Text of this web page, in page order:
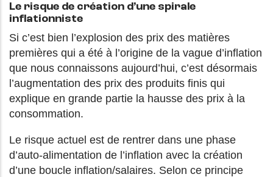
Le risque de création d’une spirale
inflationniste
Si c’est bien l’explosion des prix des matières
premières qui a été à l’origine de la vague d’inflation
que nous connaissons aujourd’hui, c’est désormais
l’augmentation des prix des produits finis qui
explique en grande partie la hausse des prix à la
consommation.
Le risque actuel est de rentrer dans une phase
d’auto-alimentation de l’inflation avec la création
d’une boucle inflation/salaires. Selon ce principe